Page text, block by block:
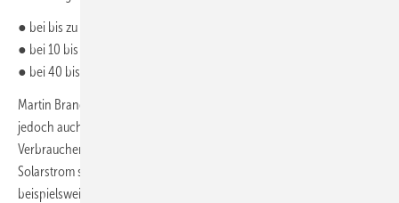
● bei bis zu 10 kW
● bei 10 bis 40 kW
● bei 40 bis 100 kW
Martin Brandis, Energieexperte der Verbraucherzentrale, betont
jedoch auch vor diesem Hintergrund: „Für die meisten
Verbraucherinnen und Verbraucher ist es am wirtschaftlichsten, ihren
Solarstrom selbst zu nutzen.“ Auch eine Kombination von
beispielsweise einer kleinen Anlage mit hohem Eigenverbrauchsanteil